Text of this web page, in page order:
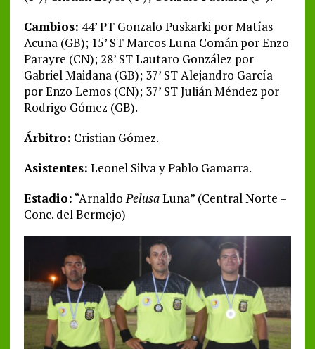
Cambios: 44’ PT Gonzalo Puskarki por Matías
Acuña (GB); 15’ ST Marcos Luna Comán por Enzo
Parayre (CN); 28’ ST Lautaro González por
Gabriel Maidana (GB); 37’ ST Alejandro García
por Enzo Lemos (CN); 37’ ST Julián Méndez por
Rodrigo Gómez (GB).
Árbitro: Cristian Gómez.
Asistentes: Leonel Silva y Pablo Gamarra.
Estadio: “Arnaldo PelusaLuna” (Central Norte –
Conc. del Bermejo)